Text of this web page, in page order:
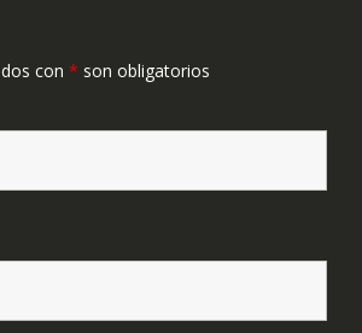
con * son obligatorios